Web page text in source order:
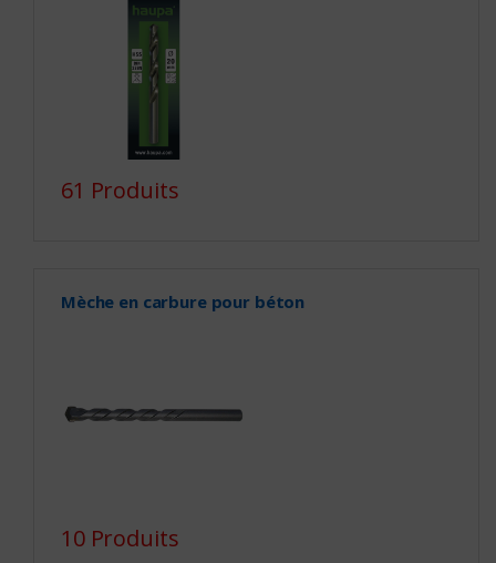
61 Produits
Mèche en carbure pour béton
10 Produits